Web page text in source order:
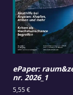
ePaper:
nr. 2026_1
5,55€